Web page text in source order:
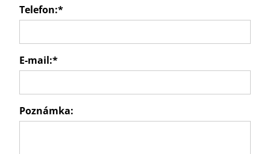
Telefon:*
E-mail:*
Poznámka: